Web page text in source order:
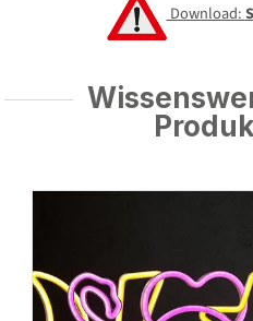
Download: